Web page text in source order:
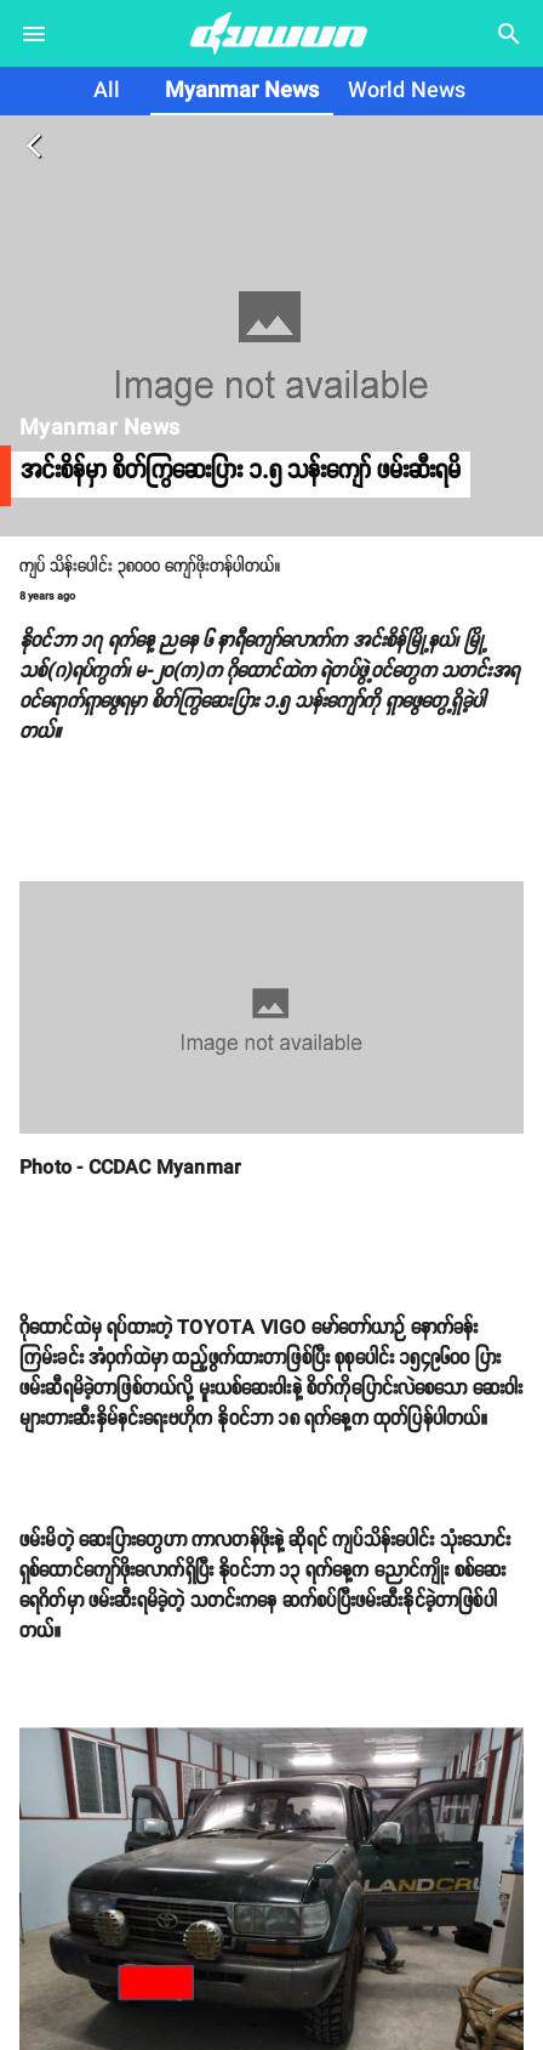
search
All Myanmar News World News
arrow_back_ios
Myanmar News
အင်းစိန်မှာ စိတ်ကြွဆေးပြား ၁.၅ သန်းကျော် ဖမ်းဆီးရမိ
ကျပ် သိန်းပေါင်း ၃၈၀၀၀ ကျော်ဖိုးတန်ပါတယ်။
8 years ago
နိုဝင်ဘာ ၁၇ ရက်နေ့ ညနေ ၆ နာရီကျော်လောက်က အင်းစိန်မြို့နယ်၊ မြို့
သစ်(ဂ)ရပ်ကွက်၊ မ-၂၀(က)က ဂိုထောင်ထဲက ရဲတပ်ဖွဲ့ဝင်တွေက သတင်းအရ
ဝင်ရောက်ရှာဖွေရမှာ စိတ်ကြွဆေးပြား ၁.၅ သန်းကျော်ကို ရှာဖွေတွေ့ရှိခဲ့ပါ
တယ်။
Photo - CCDAC Myanmar
ဂိုထောင်ထဲမှ ရပ်ထားတဲ့ TOYOTA VIGO မော်တော်ယာဉ် နောက်ခန်း
ကြမ်းခင်း အံဝှက်ထဲမှာ ထည့်ဖွက်ထားတာဖြစ်ပြီး စုစုပေါင်း ၁၅၄၉၆၀၀ ပြား
ဖမ်းဆီရမိခဲ့တာဖြစ်တယ်လို့ မူးယစ်ဆေးဝါးနဲ့ စိတ်ကိုပြောင်းလဲစေသော ဆေးဝါး
များတားဆီးနှိမ်နင်းရေးဗဟိုက နိုဝင်ဘာ ၁၈ ရက်နေ့က ထုတ်ပြန်ပါတယ်။
ဖမ်းမိတဲ့ ဆေးပြားတွေဟာ ကာလတန်ဖိုးနဲ့ ဆိုရင် ကျပ်သိန်းပေါင်း သုံးသောင်း
ရှစ်ထောင်ကျော်ဖိုးလောက်ရှိပြီး နိုဝင်ဘာ ၁၃ ရက်နေ့က ညောင်ကျိုး စစ်ဆေး
ရေဂိတ်မှာ ဖမ်းဆီးရမိခဲ့တဲ့ သတင်းကနေ ဆက်စပ်ပြီးဖမ်းဆီးနိုင်ခဲ့တာဖြစ်ပါ
တယ်။